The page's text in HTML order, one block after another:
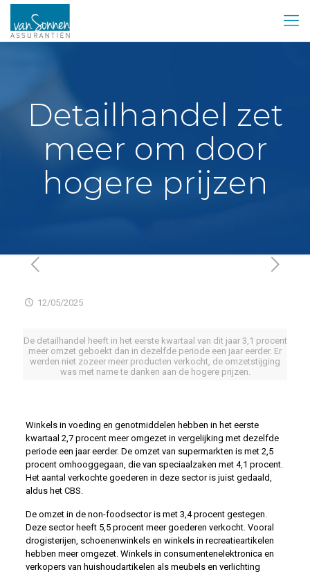
Detailhandel zet
meer om door
hogere prijzen
12/05/2025
De detailhandel heeft in het eerste kwartaal van dit jaar 3,1 procent
meer omzet geboekt dan in dezelfde periode een jaar eerder. Er
werden niet zozeer meer producten verkocht, de omzetstijging
was met name te danken aan de hogere prijzen.
Winkels in voeding en genotmiddelen hebben in het eerste
kwartaal 2,7 procent meer omgezet in vergelijking met dezelfde
periode een jaar eerder. De omzet van supermarkten is met 2,5
procent omhooggegaan, die van speciaalzaken met 4,1 procent.
Het aantal verkochte goederen in deze sector is juist gedaald,
aldus het CBS.
De omzet in de non-foodsector is met 3,4 procent gestegen.
Deze sector heeft 5,5 procent meer goederen verkocht. Vooral
drogisterijen, schoenenwinkels en winkels in recreatieartikelen
hebben meer omgezet. Winkels in consumentenelektronica en
verkopers van huishoudartikelen als meubels en verlichting